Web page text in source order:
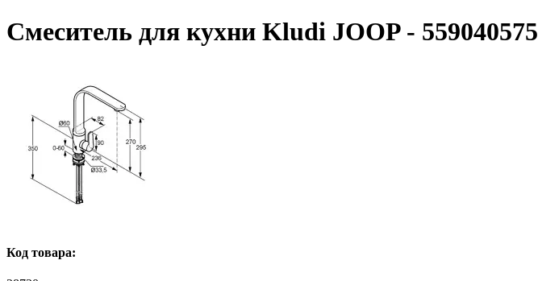
Смеситель для кухни Kludi JOOP - 559040575
Код товара: